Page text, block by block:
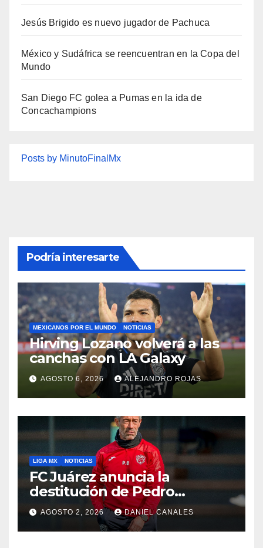
Jesús Brigido es nuevo jugador de Pachuca
México y Sudáfrica se reencuentran en la Copa del
Mundo
San Diego FC golea a Pumas en la ida de
Concachampions
Posts by MinutoFinalMx
Podría interesarte
MEXICANOS POR EL MUNDO NOTICIAS
Hirving Lozano volverá a las
canchas con LA Galaxy
AGOSTO 6, 2026 ALEJANDRO ROJAS
LIGA MX NOTICIAS
FC Juárez anuncia la
destitución de Pedro
Caixinha
AGOSTO 2, 2026 DANIEL CANALES